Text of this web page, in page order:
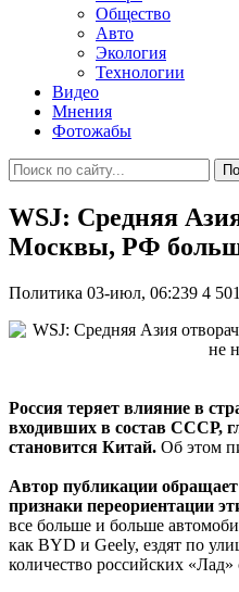
Общество
Авто
Экология
Технологии
Видео
Мнения
Фотожабы
WSJ: Средняя
Москвы, РФ
Политика 03-июл, 06:239 4 501
Россия теряет влияние в
входивших в состав СССР,
становится Китай. Об этом
Автор публикации
признаки переориентации
все больше и больше
как BYD и Geely, ездят по
количество российских